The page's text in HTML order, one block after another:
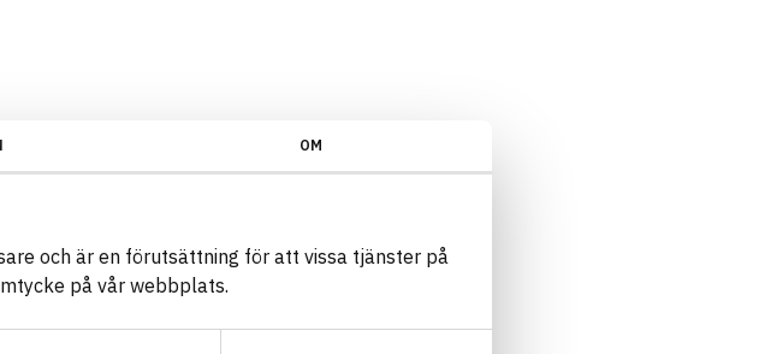
OM
och är en förutsättning för att vissa tjänster på
på vår webbplats.